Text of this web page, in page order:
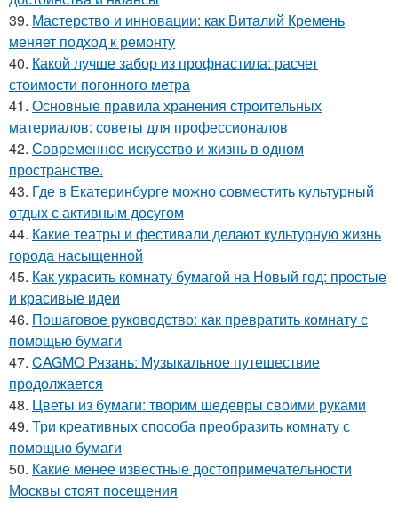
39. Мастерство и инновации: как Виталий Кремень
меняет подход к ремонту
40. Какой лучше забор из профнастила: расчет
стоимости погонного метра
41. Основные правила хранения строительных
материалов: советы для профессионалов
42. Современное искусство и жизнь в одном
пространстве.
43. Где в Екатеринбурге можно совместить культурный
отдых с активным досугом
44. Какие театры и фестивали делают культурную жизнь
города насыщенной
45. Как украсить комнату бумагой на Новый год: простые
и красивые идеи
46. Пошаговое руководство: как превратить комнату с
помощью бумаги
47. CAGMO Рязань: Музыкальное путешествие
продолжается
48. Цветы из бумаги: творим шедевры своими руками
49. Три креативных способа преобразить комнату с
помощью бумаги
50. Какие менее известные достопримечательности
Москвы стоят посещения